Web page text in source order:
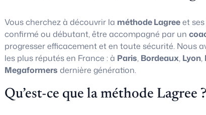
Vous cherchez à découvrir la méthode Lagreeet
confirmé ou débutant, être accompagné par un
progresser efficacement et en toute sécurité. Nous
les plus réputés en France : à Paris, Bordeaux, Lyon,
Megaformers dernière génération.
Qu’est-ce que la méthode Lagree ?